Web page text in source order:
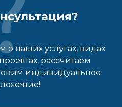
о наших услугах, видах
рассчитаем
индивидуальное